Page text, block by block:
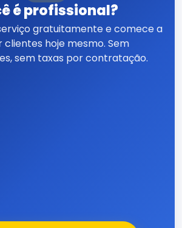
é profissional?
gratuitamente e comece a
hoje mesmo. Sem
sem taxas por contratação.